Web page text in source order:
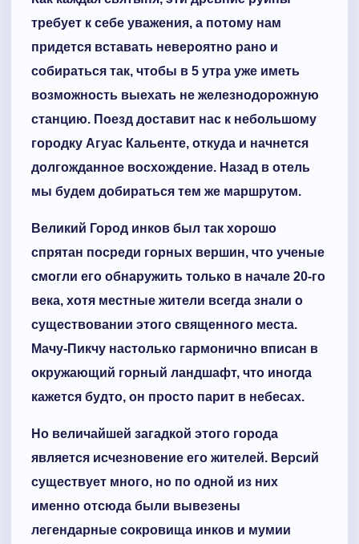
требует к себе уважения, а потому нам
придется вставать невероятно рано и
собираться так, чтобы в 5 утра уже иметь
возможность выехать не железнодорожную
станцию. Поезд доставит нас к небольшому
городку Агуас Кальенте, откуда и начнется
долгожданное восхождение. Назад в отель
мы будем добираться тем же маршрутом.
Великий Город инков был так хорошо
спрятан посреди горных вершин, что ученые
смогли его обнаружить только в начале 20-го
века, хотя местные жители всегда знали о
существовании этого священного места.
Мачу-Пикчу настолько гармонично вписан в
окружающий горный ландшафт, что иногда
кажется будто, он просто парит в небесах.
Но величайшей загадкой этого города
является исчезновение его жителей. Версий
существует много, но по одной из них
именно отсюда были вывезены
легендарные сокровища инков и мумии